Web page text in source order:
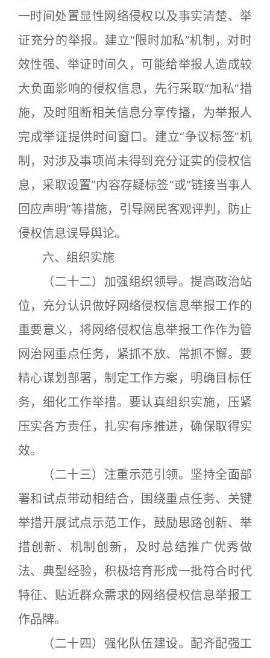
一时间处置显性网络侵权以及事实清楚、举
证充分的举报。建立“限时加私”机制，对时
效性强、举证时间久，可能给举报人造成较
大负面影响的侵权信息，先行采取“加私”措
施，及时阻断相关信息分享传播，为举报人
完成举证提供时间窗口。建立“争议标签”机
制，对涉及事项尚未得到充分证实的侵权信
息，采取设置“内容存疑标签”或“链接当事人
回应声明”等措施，引导网民客观评判，防止
侵权信息误导舆论。
六、组织实施
（二十二）加强组织领导。提高政治站
位，充分认识做好网络侵权信息举报工作的
重要意义，将网络侵权信息举报工作作为管
网治网重点任务，紧抓不放、常抓不懈。要
精心谋划部署，制定工作方案，明确目标任
务，细化工作举措。要认真组织实施，压紧
压实各方责任，扎实有序推进，确保取得实
效。
（二十三）注重示范引领。坚持全面部
署和试点带动相结合，围绕重点任务、关键
举措开展试点示范工作，鼓励思路创新、举
措创新、机制创新，及时总结推广优秀做
法、典型经验，积极培育形成一批符合时代
特征、贴近群众需求的网络侵权信息举报工
作品牌。
（二十四）强化队伍建设。配齐配强工